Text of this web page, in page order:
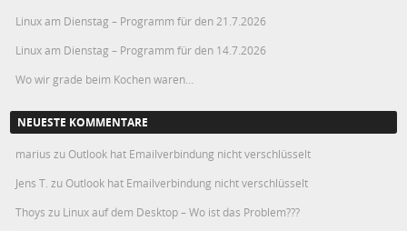
Linux am Dienstag – Programm für den 21.7.2026
Linux am Dienstag – Programm für den 14.7.2026
Wo wir grade beim Kochen waren…
NEUESTE KOMMENTARE
marius zu Outlook hat Emailverbindung nicht verschlüsselt
Jens T. zu Outlook hat Emailverbindung nicht verschlüsselt
Thoys zu Linux auf dem Desktop – Wo ist das Problem???